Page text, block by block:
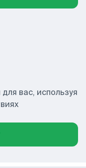
вас, используя